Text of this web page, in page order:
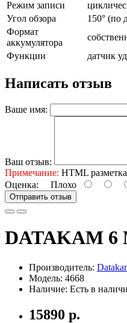
Режим записи
Угол обзора
150° (по
Формат
аккумулятора
Функции
датчик
Написать отзыв
Ваше имя:
Ваш отзыв:
Примечание: HTML
Оценка: Плохо
Отправить отзыв
DATAKAM 6
Производитель:
Модель: 4668
Наличие: Есть в
15890 р.